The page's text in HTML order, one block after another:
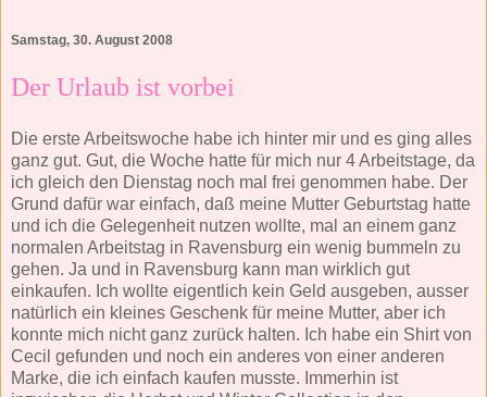
Samstag, 30. August 2008
Der Urlaub ist vorbei
Die erste Arbeitswoche habe ich hinter mir und es ging alles
ganz gut. Gut, die Woche hatte für mich nur 4 Arbeitstage, da
ich gleich den Dienstag noch mal frei genommen habe. Der
Grund dafür war einfach, daß meine Mutter Geburtstag hatte
und ich die Gelegenheit nutzen wollte, mal an einem ganz
normalen Arbeitstag in Ravensburg ein wenig bummeln zu
gehen. Ja und in Ravensburg kann man wirklich gut
einkaufen. Ich wollte eigentlich kein Geld ausgeben, ausser
natürlich ein kleines Geschenk für meine Mutter, aber ich
konnte mich nicht ganz zurück halten. Ich habe ein Shirt von
Cecil gefunden und noch ein anderes von einer anderen
Marke, die ich einfach kaufen musste. Immerhin ist